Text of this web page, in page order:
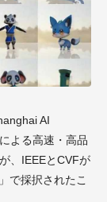
AI
よる高速・高品
、IEEEとCVFが
で採択されたこ